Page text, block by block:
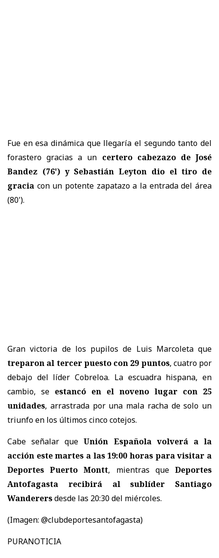
Fue en esa dinámica que llegaría el segundo tanto del
forastero gracias a un certero cabezazo de José
Bandez (76') y Sebastián Leyton dio el tiro de
gracia con un potente zapatazo a la entrada del área
(80').
Gran victoria de los pupilos de Luis Marcoleta que
treparon al tercer puesto con 29 puntos, cuatro por
debajo del líder Cobreloa. La escuadra hispana, en
cambio, se estancó en el noveno lugar con 25
unidades, arrastrada por una mala racha de solo un
triunfo en los últimos cinco cotejos.
Cabe señalar queUnión Española volverá a la
acción este martes a las 19:00 horas para visitar a
Deportes Puerto Montt, mientras queDeportes
Antofagasta recibirá al sublíder Santiago
Wanderersdesde las 20:30 del miércoles.
(Imagen: @clubdeportesantofagasta)
PURANOTICIA